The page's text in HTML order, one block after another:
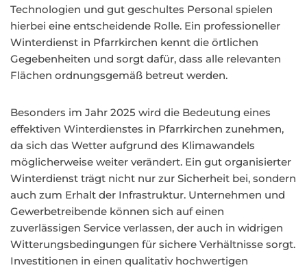
Technologien und gut geschultes Personal spielen
hierbei eine entscheidende Rolle. Ein professioneller
Winterdienst in Pfarrkirchen kennt die örtlichen
Gegebenheiten und sorgt dafür, dass alle relevanten
Flächen ordnungsgemäß betreut werden.
Besonders im Jahr 2025 wird die Bedeutung eines
effektiven Winterdienstes in Pfarrkirchen zunehmen,
da sich das Wetter aufgrund des Klimawandels
möglicherweise weiter verändert. Ein gut organisierter
Winterdienst trägt nicht nur zur Sicherheit bei, sondern
auch zum Erhalt der Infrastruktur. Unternehmen und
Gewerbetreibende können sich auf einen
zuverlässigen Service verlassen, der auch in widrigen
Witterungsbedingungen für sichere Verhältnisse sorgt.
Investitionen in einen qualitativ hochwertigen